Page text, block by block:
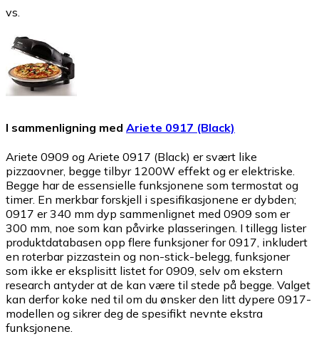
vs.
I sammenligning med Ariete 0917 (Black)
Ariete 0909 og Ariete 0917 (Black) er svært like
pizzaovner, begge tilbyr 1200W effekt og er elektriske.
Begge har de essensielle funksjonene som termostat og
timer. En merkbar forskjell i spesifikasjonene er dybden;
0917 er 340 mm dyp sammenlignet med 0909 som er
300 mm, noe som kan påvirke plasseringen. I tillegg lister
produktdatabasen opp flere funksjoner for 0917, inkludert
en roterbar pizzastein og non-stick-belegg, funksjoner
som ikke er eksplisitt listet for 0909, selv om ekstern
research antyder at de kan være til stede på begge. Valget
kan derfor koke ned til om du ønsker den litt dypere 0917-
modellen og sikrer deg de spesifikt nevnte ekstra
funksjonene.